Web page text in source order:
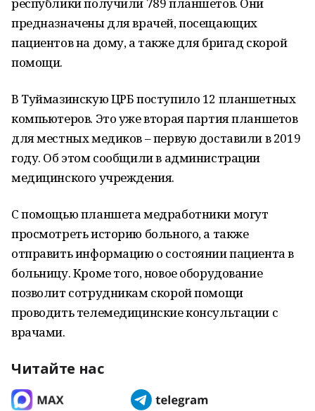
предназначены для врачей, посещающих
пациентов на дому, а также для бригад скорой
помощи.
В Туймазинскую ЦРБ поступило 12 планшетных
компьютеров. Это уже вторая партия планшетов
для местных медиков – первую доставили в 2019
году. Об этом сообщили в администрации
медицинского учреждения.
С помощью планшета медработники могут
просмотреть историю больного, а также
отправить информацию о состоянии пациента в
больницу. Кроме того, новое оборудование
позволит сотрудникам скорой помощи
проводить телемедицинские консультации с
врачами.
Читайте нас